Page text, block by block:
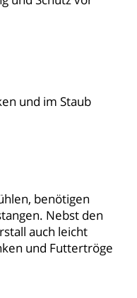
und im Staub
benötigen
Nebst den
auch leicht
und Futtertröge